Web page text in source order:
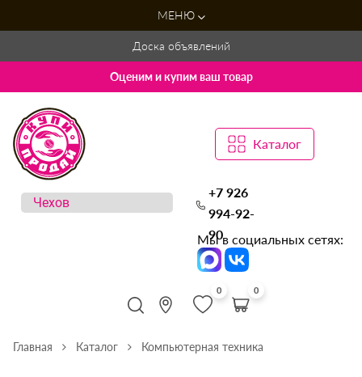
МЕНЮ
Доска объявлений
Оценим и купим ваш товар
Каталог
+7 926
994-92-
90
Мы в социальных сетях:
0 0
Главная Каталог Компьютерная техника